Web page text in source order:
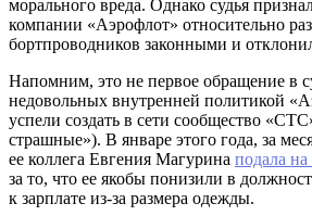
морального вреда. Однако судья
компании «Аэрофлот» относительно
бортпроводников законными и
Напомним, это не первое обращение в
недовольных внутренней политикой
успели создать в сети сообщество
страшные»). В январе этого года, за
ее коллега Евгения Магурина подала
за то, что ее якобы понизили в
к зарплате из-за размера одежды.